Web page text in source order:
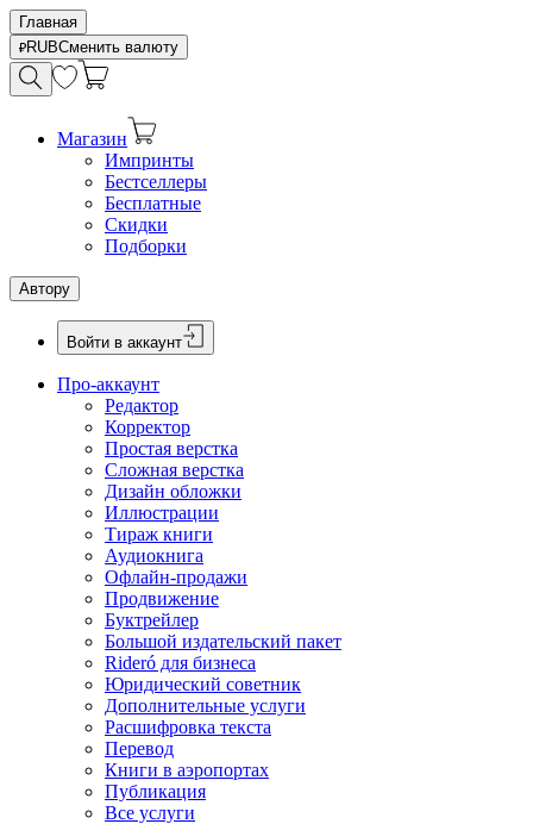
Главная
RUBСменить валюту
Магазин
Импринты
Бестселлеры
Бесплатные
Скидки
Подборки
Автору
Войти в аккаунт
Про-аккаунт
Редактор
Корректор
Простая верстка
Сложная верстка
Дизайн обложки
Иллюстрации
Тираж книги
Аудиокнига
Офлайн-продажи
Продвижение
Буктрейлер
Большой издательский пакет
Rideró для бизнеса
Юридический советник
Дополнительные услуги
Расшифровка текста
Перевод
Книги в аэропортах
Публикация
Все услуги